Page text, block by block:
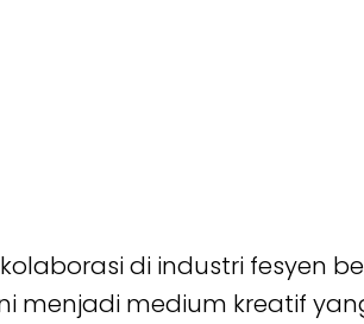
di industri fesyen
menjadi medium kreatif